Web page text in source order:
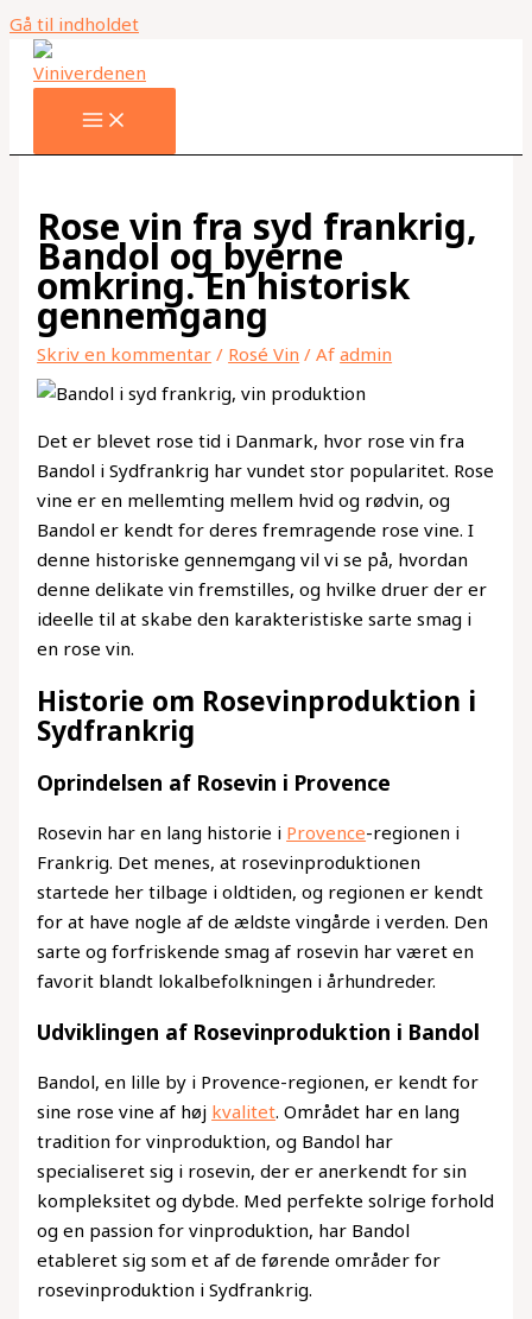
Gå til indholdet
Rose vin fra syd frankrig,
Bandol og byerne
omkring. En historisk
gennemgang
Skriv en kommentar / Rosé Vin / Afadmin
Det er blevet rose tid i Danmark, hvor rose vin fra
Bandol i Sydfrankrig har vundet stor popularitet. Rose
vine er en mellemting mellem hvid og rødvin, og
Bandol er kendt for deres fremragende rose vine. I
denne historiske gennemgang vil vi se på, hvordan
denne delikate vin fremstilles, og hvilke druer der er
ideelle til at skabe den karakteristiske sarte smag i
en rose vin.
Historie om Rosevinproduktion i
Sydfrankrig
Oprindelsen af Rosevin i Provence
Rosevin har en lang historie i Provence-regionen i
Frankrig. Det menes, at rosevinproduktionen
startede her tilbage i oldtiden, og regionen er kendt
for at have nogle af de ældste vingårde i verden. Den
sarte og forfriskende smag af rosevin har været en
favorit blandt lokalbefolkningen i århundreder.
Udviklingen af Rosevinproduktion i Bandol
Bandol, en lille by i Provence-regionen, er kendt for
sine rose vine af høj kvalitet. Området har en lang
tradition for vinproduktion, og Bandol har
specialiseret sig i rosevin, der er anerkendt for sin
kompleksitet og dybde. Med perfekte solrige forhold
og en passion for vinproduktion, har Bandol
etableret sig som et af de førende områder for
rosevinproduktion i Sydfrankrig.